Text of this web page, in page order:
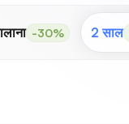
-30% 2 साल